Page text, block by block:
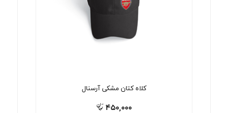
کلاه کتان مشکی آرسنال
۴۵۰,۰۰۰